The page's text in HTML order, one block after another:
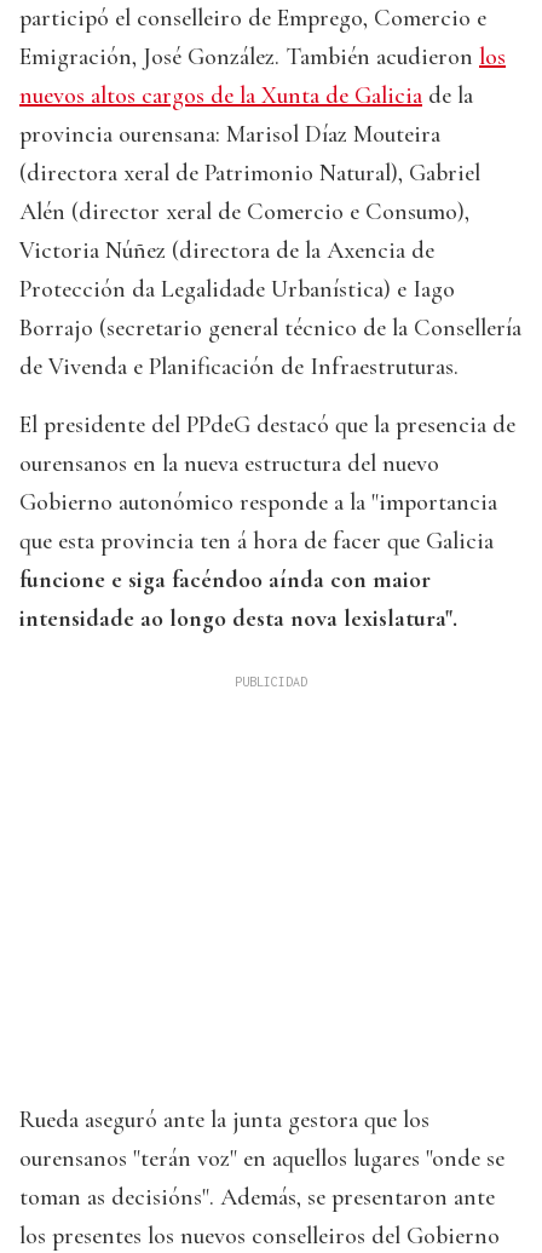
participó el conselleiro de Emprego, Comercio e
Emigración, José González. También acudieron los
nuevos altos cargos de la Xunta de Galicia de la
provincia ourensana: Marisol Díaz Mouteira
(directora xeral de Patrimonio Natural), Gabriel
Alén (director xeral de Comercio e Consumo),
Victoria Núñez (directora de la Axencia de
Protección da Legalidade Urbanística) e Iago
Borrajo (secretario general técnico de la Consellería
de Vivenda e Planificación de Infraestruturas.
El presidente del PPdeG destacó que la presencia de
ourensanos en la nueva estructura del nuevo
Gobierno autonómico responde a la "importancia
que esta provincia ten á hora de facer que Galicia
funcione e siga facéndoo aínda con maior
intensidade ao longo desta nova lexislatura".
Rueda aseguró ante la junta gestora que los
ourensanos "terán voz" en aquellos lugares "onde se
toman as decisións". Además, se presentaron ante
los presentes los nuevos conselleiros del Gobierno